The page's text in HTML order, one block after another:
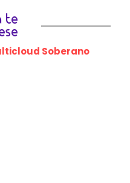
te
Soberano